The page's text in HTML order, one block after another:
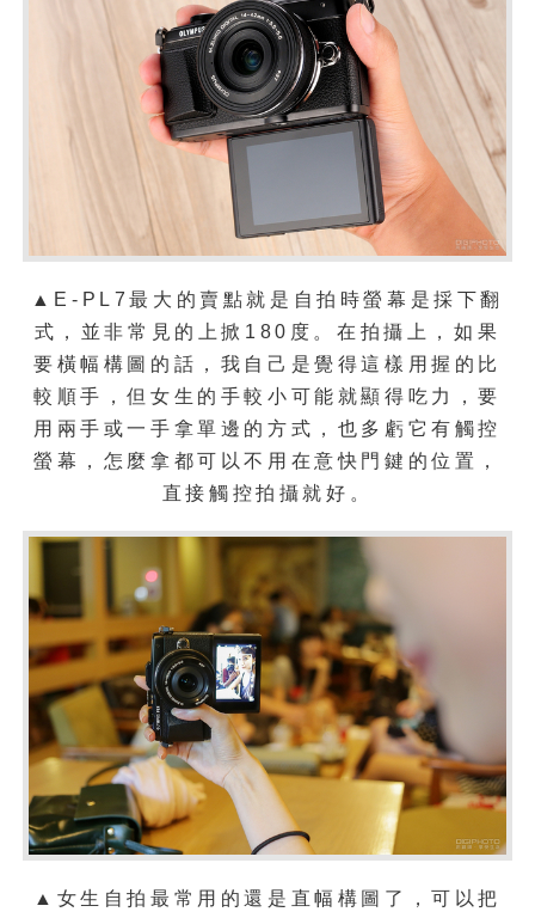
▲E-PL7最大的賣點就是自拍時螢幕是採下翻
式，並非常見的上掀180度。在拍攝上，如果
要橫幅構圖的話，我自己是覺得這樣用握的比
較順手，但女生的手較小可能就顯得吃力，要
用兩手或一手拿單邊的方式，也多虧它有觸控
螢幕，怎麼拿都可以不用在意快門鍵的位置，
直接觸控拍攝就好。
▲女生自拍最常用的還是直幅構圖了，可以把